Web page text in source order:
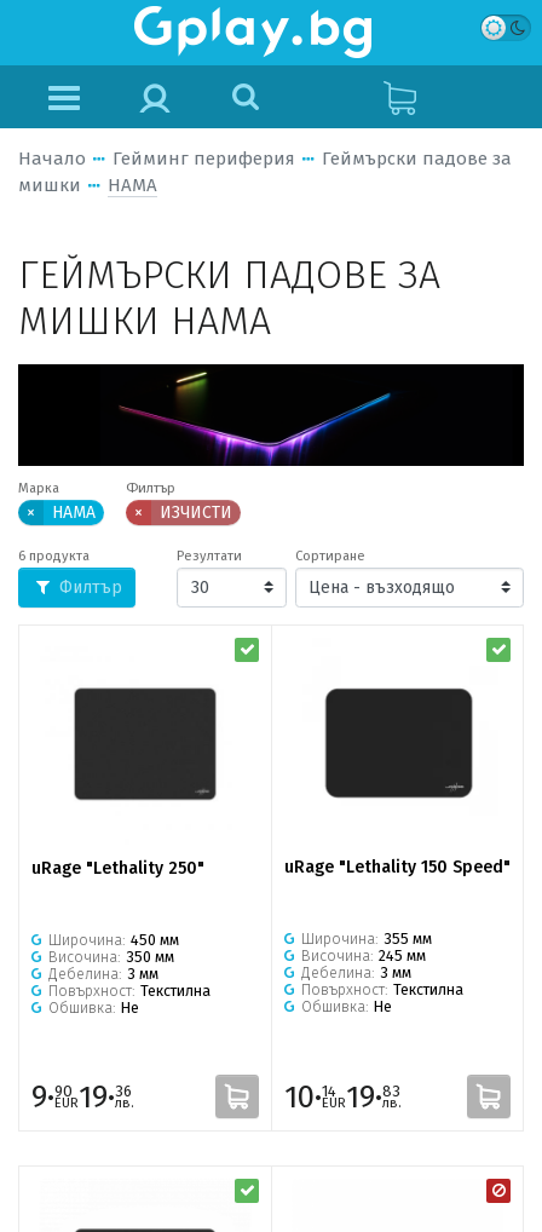
Начало Гейминг периферия
Геймърски падове за
мишки
HAMA
ГЕЙМЪРСКИ ПАДОВЕ ЗА
МИШКИ HAMA
Марка
× HAMA
Филтър
× ИЗЧИСТИ
6 продукта
Филтър
Резултати Сортиране
uRage "Lethality 250"
Широчина: 450 мм
Височина: 350 мм
Дебелина: 3 мм
Повърхност: Текстилна
Обшивка: Не
9·90
EUR19·36
лв.
uRage "Lethality 150 Speed"
Широчина: 355 мм
Височина: 245 мм
Дебелина: 3 мм
Повърхност: Текстилна
Обшивка: Не
10·14
EUR19·83
лв.